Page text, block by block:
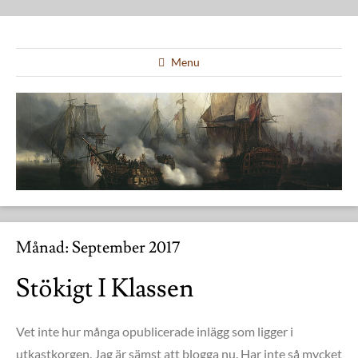
Menu
Månad:September 2017
Stökigt I Klassen
Vet inte hur många opublicerade inlägg som ligger i
utkastkorgen. Jag är sämst att blogga nu. Har inte så mycket